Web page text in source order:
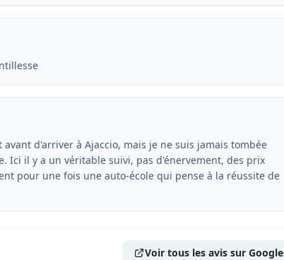
d'arriver à Ajaccio, mais je ne suis jamais tombée
Ici il y a un véritable suivi, pas d'énervement, des prix
pour une fois une auto-école qui pense à la réussite de
Voir tous les avis sur Google